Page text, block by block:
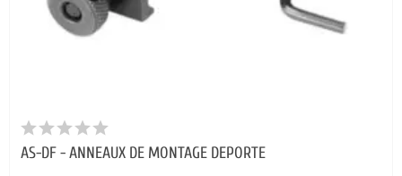
AS-DF - ANNEAUX DE MONTAGE DEPORTE